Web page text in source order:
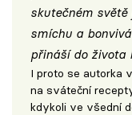
skutečném
smíchu a
přináší do života
I proto se autorka
na sváteční
kdykoli ve všední